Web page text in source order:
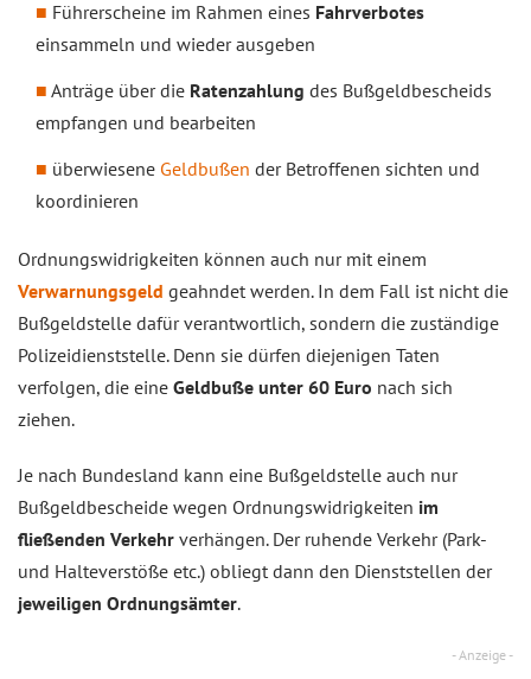
Führerscheine im Rahmen eines Fahrverbotes
einsammeln und wieder ausgeben
Anträge über die Ratenzahlung des Bußgeldbescheids
empfangen und bearbeiten
überwiesene Geldbußen der Betroffenen sichten und
koordinieren
Ordnungswidrigkeiten können auch nur mit einem
Verwarnungsgeld geahndet werden. In dem Fall ist nicht die
Bußgeldstelle dafür verantwortlich, sondern die zuständige
Polizeidienststelle. Denn sie dürfen diejenigen Taten
verfolgen, die eine Geldbuße unter 60 Euro nach sich
ziehen.
Je nach Bundesland kann eine Bußgeldstelle auch nur
Bußgeldbescheide wegen Ordnungswidrigkeiten im
fließenden Verkehr verhängen. Der ruhende Verkehr (Park-
und Halteverstöße etc.) obliegt dann den Dienststellen der
jeweiligen Ordnungsämter.